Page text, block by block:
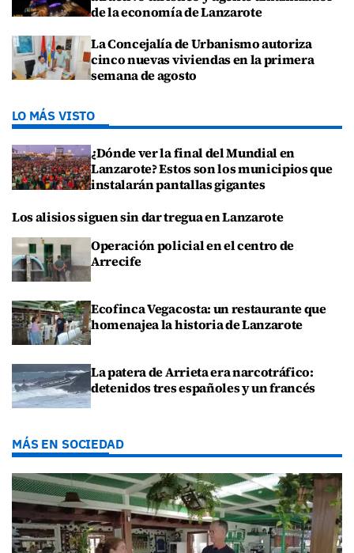
de la economía de Lanzarote
La Concejalía de Urbanismo autoriza
cinco nuevas viviendas en la primera
semana de agosto
LO MÁS VISTO
¿Dónde ver la final del Mundial en
Lanzarote? Estos son los municipios que
instalarán pantallas gigantes
Los alisios siguen sin dar tregua en Lanzarote
Operación policial en el centro de
Arrecife
Ecofinca Vegacosta: un restaurante que
homenajea la historia de Lanzarote
La patera de Arrieta era narcotráfico:
detenidos tres españoles y un francés
MÁS EN SOCIEDAD